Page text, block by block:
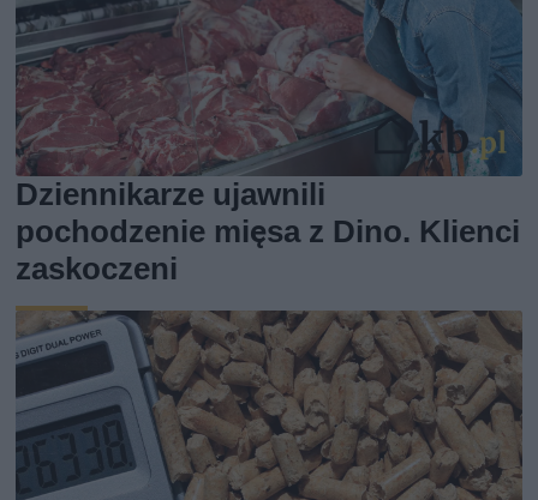
Dziennikarze ujawnili
pochodzenie mięsa z Dino. Klienci
zaskoczeni